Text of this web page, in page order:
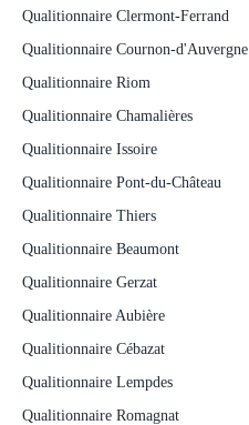
Qualitionnaire Clermont-Ferrand
Qualitionnaire Cournon-d'Auvergne
Qualitionnaire Riom
Qualitionnaire Chamalières
Qualitionnaire Issoire
Qualitionnaire Pont-du-Château
Qualitionnaire Thiers
Qualitionnaire Beaumont
Qualitionnaire Gerzat
Qualitionnaire Aubière
Qualitionnaire Cébazat
Qualitionnaire Lempdes
Qualitionnaire Romagnat